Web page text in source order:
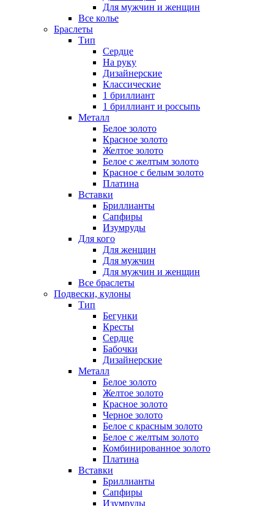
Для мужчин и женщин
Все колье
Браслеты
Тип
Сердце
На руку
Дизайнерские
Классические
1 бриллиант
1 бриллиант и россыпь
Металл
Белое золото
Красное золото
Желтое золото
Белое с желтым золото
Красное с белым золото
Платина
Вставки
Бриллианты
Сапфиры
Изумруды
Для кого
Для женщин
Для мужчин
Для мужчин и женщин
Все браслеты
Подвески, кулоны
Тип
Бегунки
Кресты
Сердце
Бабочки
Дизайнерские
Металл
Белое золото
Желтое золото
Красное золото
Черное золото
Белое с красным золото
Белое с желтым золото
Комбинированное золото
Платина
Вставки
Бриллианты
Сапфиры
Изумруды